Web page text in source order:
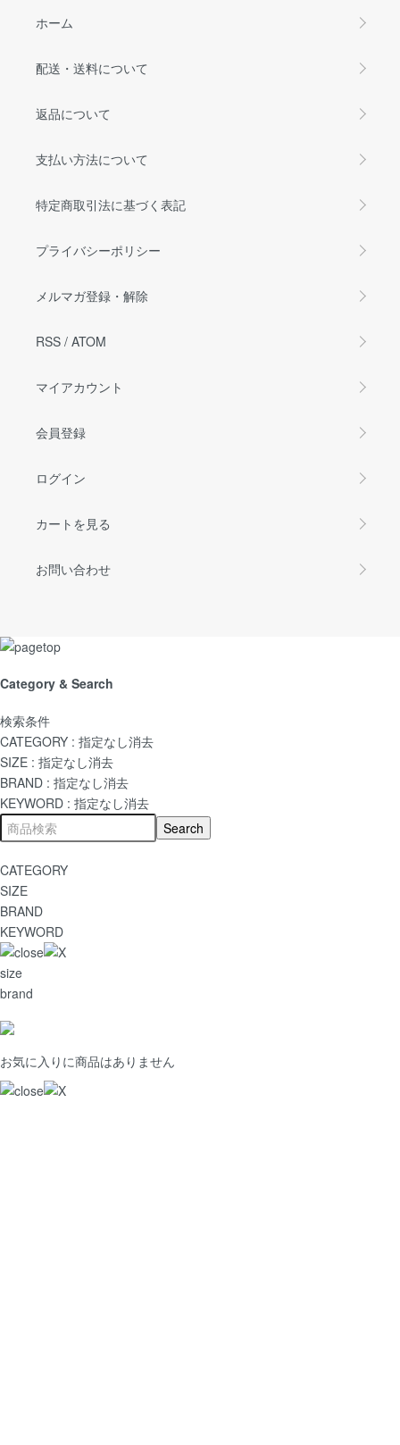
ホーム
配送・送料について
返品について
支払い方法について
特定商取引法に基づく表記
プライバシーポリシー
メルマガ登録・解除
RSS / ATOM
マイアカウント
会員登録
ログイン
カートを見る
お問い合わせ
Category & Search
検索条件
CATEGORY : 指定なし消去
SIZE : 指定なし消去
BRAND : 指定なし消去
KEYWORD : 指定なし消去
CATEGORY
SIZE
BRAND
KEYWORD
size
brand
お気に入りに商品はありません